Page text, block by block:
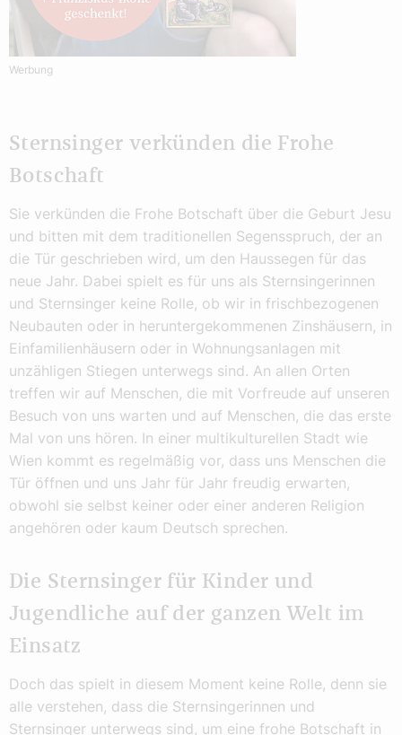
Werbung
Sternsinger verkünden die Frohe
Botschaft
Sie verkünden die Frohe Botschaft über die Geburt Jesu
und bitten mit dem traditionellen Segensspruch, der an
die Tür geschrieben wird, um den Haussegen für das
neue Jahr. Dabei spielt es für uns als Sternsingerinnen
und Sternsinger keine Rolle, ob wir in frischbezogenen
Neubauten oder in heruntergekommenen Zinshäusern, in
Einfamilienhäusern oder in Wohnungsanlagen mit
unzähligen Stiegen unterwegs sind. An allen Orten
treffen wir auf Menschen, die mit Vorfreude auf unseren
Besuch von uns warten und auf Menschen, die das erste
Mal von uns hören. In einer multikulturellen Stadt wie
Wien kommt es regelmäßig vor, dass uns Menschen die
Tür öffnen und uns Jahr für Jahr freudig erwarten,
obwohl sie selbst keiner oder einer anderen Religion
angehören oder kaum Deutsch sprechen.
Die Sternsinger für Kinder und
Jugendliche auf der ganzen Welt im
Einsatz
Doch das spielt in diesem Moment keine Rolle, denn sie
alle verstehen, dass die Sternsingerinnen und
Sternsinger unterwegs sind, um eine frohe Botschaft in